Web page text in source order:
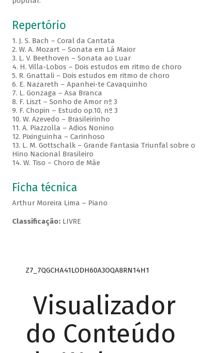
Repertório
1. J. S. Bach – Coral da Cantata
2. W. A. Mozart – Sonata em Lá Maior
3. L. V. Beethoven – Sonata ao Luar
4. H. Villa-Lobos – Dois estudos em ritmo de choro
5. R. Gnattali – Dois estudos em ritmo de choro
6. E. Nazareth – Apanhei-te Cavaquinho
7. L. Gonzaga – Asa Branca
8. F. Liszt – Sonho de Amor nº 3
9. F. Chopin – Estudo op.10, nº 3
10. W. Azevedo – Brasileirinho
11. A. Piazzolla – Adios Nonino
12. Pixinguinha – Carinhoso
13. L. M. Gottschalk – Grande Fantasia Triunfal sobre o
Hino Nacional Brasileiro
14. W. Tiso – Choro de Mãe
Ficha técnica
Arthur Moreira Lima – Piano
Classificação:LIVRE
Z7_7QGCHA41LODH60A3OQA8RN14H1
Visualizador
do Conteúdo